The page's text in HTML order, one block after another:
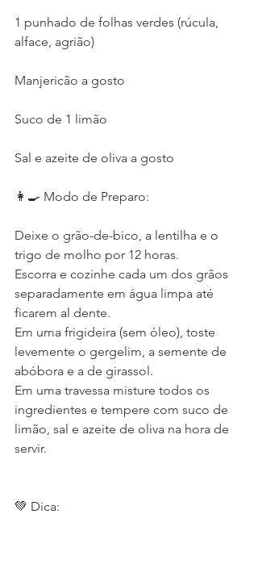
1 punhado de folhas verdes (rúcula,
alface, agrião)
Manjericão a gosto
Suco de 1 limão
Sal e azeite de oliva a gosto
👩‍🍳 Modo de Preparo:
Deixe o grão-de-bico, a lentilha e o
trigo de molho por 12 horas.
Escorra e cozinhe cada um dos grãos
separadamente em água limpa até
ficarem al dente.
Em uma frigideira (sem óleo), toste
levemente o gergelim, a semente de
abóbora e a de girassol.
Em uma travessa misture todos os
ingredientes e tempere com suco de
limão, sal e azeite de oliva na hora de
servir.
💚 Dica: